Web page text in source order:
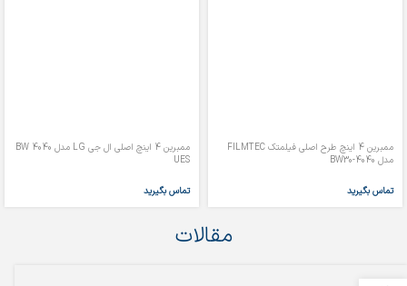
ممبرین 4 اینچ طرح اصلی فیلمتک FILMTEC
مدل BW30-4040
تماس بگیرید
ممبرین 4 اینچ اصلی ال جی LG مدل BW 4040
UES
تماس بگیرید
مقالات